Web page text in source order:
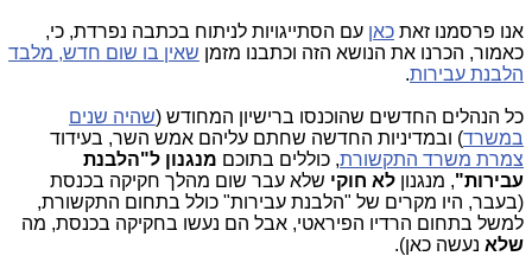
אנו פרסמנו זאת כאןעם הסתייגויות לניתוח בכתבה נפרדת, כי,
כאמור, הכרנו את הנושא הזה וכתבנו מזמן שאין בו שום חדש, מלבד
הלבנת עבירות.
כל הנהלים החדשים שהוכנסו ברישיון המחודש (שהיה שנים
במשרד) ובמדיניות החדשה שחתם עליהם אמש השר, בעידוד
צמרת משרד התקשורת, כוללים בתוכם מנגנון ל"הלבנת
עבירות", מנגנון לא חוקישלא עבר שום מהלך חקיקה בכנסת
(בעבר, היו מקרים של "הלבנת עבירות" כולל בתחום התקשורת,
למשל בתחום הרדיו הפיראטי, אבל הם נעשו בחקיקה בכנסת, מה
שלא נעשה כאן).